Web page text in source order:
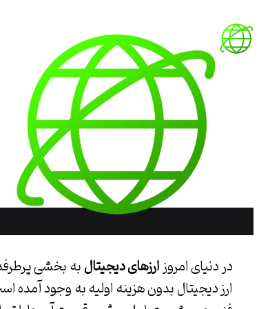
در دنیای امروزارزهای دیجیتالبه بخشی
ارز دیجیتال بدون هزینه اولیه به وجود